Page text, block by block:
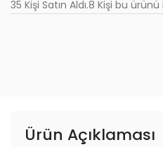
35 Kişi Satın Aldı.8 Kişi bu ürünü
Ürün Açıklaması